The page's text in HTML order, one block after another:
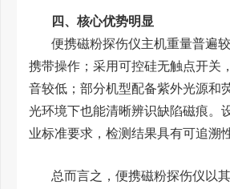
四、核心优势明显
便携磁粉探伤仪主机重量普遍
携带操作；采用可控硅无触点开关
音较低；部分机型配备紫外光源和
光环境下也能清晰辨识缺陷磁痕。
业标准要求，检测结果具有可追溯性
总而言之，便携磁粉探伤仪以